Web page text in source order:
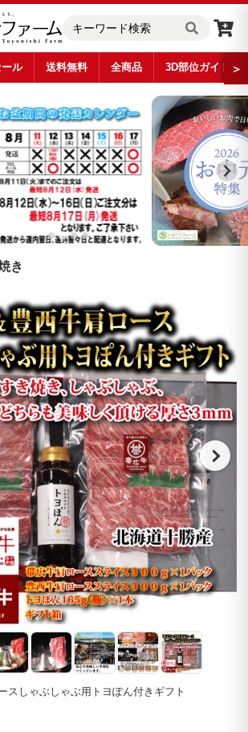
ル 送料無料 全商品 3D部位ガイド ＞
き
スしゃぶしゃぶ用トヨぽん付きギフト